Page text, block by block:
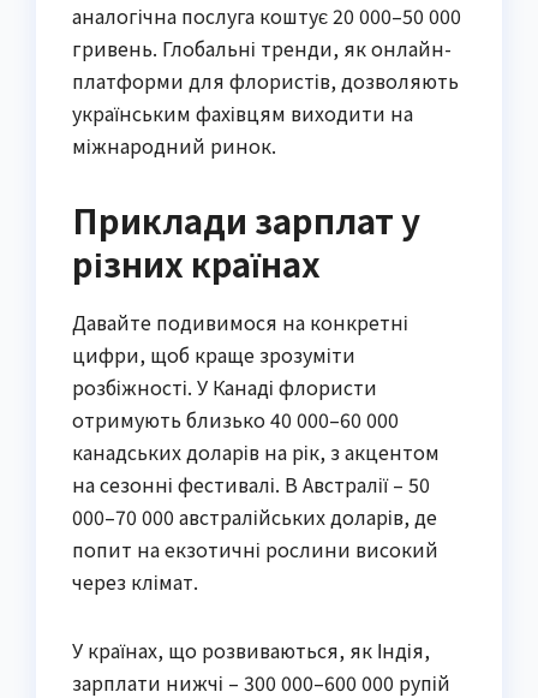
аналогічна послуга коштує 20 000–50 000
гривень. Глобальні тренди, як онлайн-
платформи для флористів, дозволяють
українським фахівцям виходити на
міжнародний ринок.
Приклади зарплат у
різних країнах
Давайте подивимося на конкретні
цифри, щоб краще зрозуміти
розбіжності. У Канаді флористи
отримують близько 40 000–60 000
канадських доларів на рік, з акцентом
на сезонні фестивалі. В Австралії – 50
000–70 000 австралійських доларів, де
попит на екзотичні рослини високий
через клімат.
У країнах, що розвиваються, як Індія,
зарплати нижчі – 300 000–600 000 рупій